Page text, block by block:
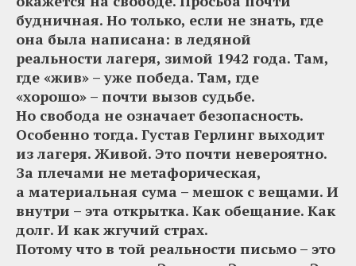
будничная. Но только, если не знать, где
она была написана: в ледяной
реальности лагеря, зимой 1942 года. Там,
где «жив» – уже победа. Там, где
«хорошо» – почти вызов судьбе.
Но свобода не означает безопасность.
Особенно тогда. Густав Герлинг выходит
из лагеря. Живой. Это почти невероятно.
За плечами не метафорическая,
а материальная сума – мешок с вещами. И
внутри – эта открытка. Как обещание. Как
долг. И как жгучий страх.
Потому что в той реальности письмо – это